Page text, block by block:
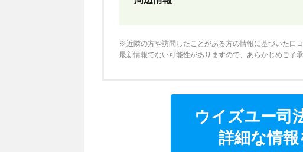
※近隣の方や訪問したことがある方の情報に基づいた口コ
最新情報でない可能性がありますので、あらかじめご了承
ウイズユー司
詳細な情